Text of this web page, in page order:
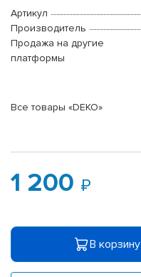
Артикул
Производитель
Продажа на другие
платформы
Все товары «DEKO»
1 200
В корзину